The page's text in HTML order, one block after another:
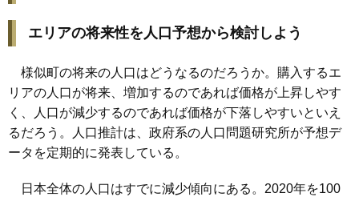
エリアの将来性を人口予想から検討しよう
様似町の将来の人口はどうなるのだろうか。購入するエ
リアの人口が将来、増加するのであれば価格が上昇しやす
く、人口が減少するのであれば価格が下落しやすいといえ
るだろう。人口推計は、政府系の人口問題研究所が予想デ
ータを定期的に発表している。
日本全体の人口はすでに減少傾向にある。2020年を100